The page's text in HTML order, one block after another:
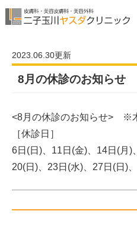
2023.06.30更新
8月の休診のお知らせ
<8月の休診のお知らせ> ※
［休診日］
6日(日)、11日(金)、14日(月)
20(日)、23日(水)、27日(日)